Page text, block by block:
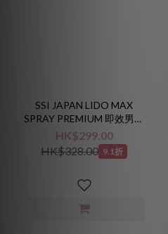
SSI JAPAN LIDO MAX
SPRAY PREMIUM 即效男士
增強噴霧 5ml
HK$299.00
HK$328.00 9.1折